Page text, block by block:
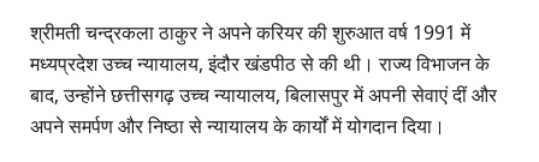
श्रीमती चन्द्रकला ठाकुर ने अपने करियर की शुरुआत वर्ष 1991 में
मध्यप्रदेश उच्च न्यायालय, इंदौर खंडपीठ से की थी। राज्य विभाजन के
बाद, उन्होंने छत्तीसगढ़ उच्च न्यायालय, बिलासपुर में अपनी सेवाएं दीं और
अपने समर्पण और निष्ठा से न्यायालय के कार्यों में योगदान दिया।